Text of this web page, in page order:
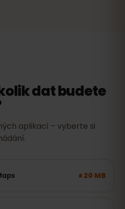
dat budete
aplikací – vyberte si
± 20 MB